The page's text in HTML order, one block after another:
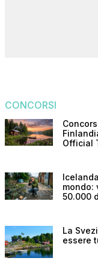
CONCORSI
Official
mondo:
50.000
La
essere